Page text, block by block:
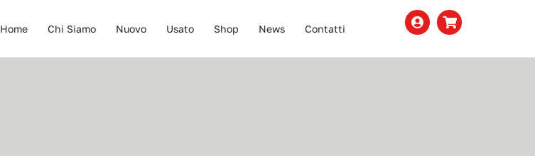
Home Chi Siamo Nuovo Usato Shop News Contatti